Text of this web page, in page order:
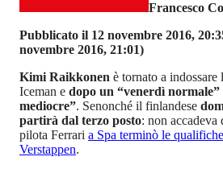
Francesco
Pubblicato il 12 novembre 2016,
novembre 2016, 21:01)
Kimi Raikkonen è tornato a indossare
Iceman e dopo un “venerdì normale”
mediocre”. Senonché il finlandese
partirà dal terzo posto: non accadeva
pilota Ferrari a Spa terminò le
Verstappen.